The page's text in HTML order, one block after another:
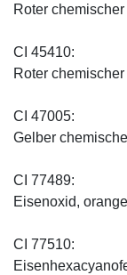
Roter
CI 45410:
Roter
CI 47005:
Gelber
CI 77489:
Eisenoxid,
CI 77510: